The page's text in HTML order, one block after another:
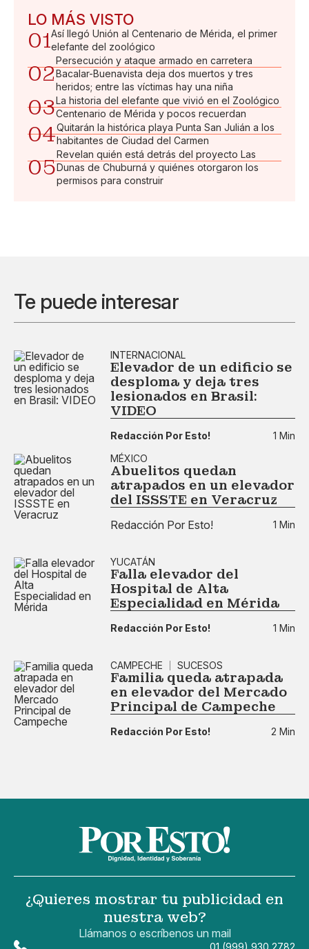
LO MÁS VISTO
01Así llegó Unión al Centenario de Mérida, el primer
elefante del zoológico
02
Persecución y ataque armado en carretera
Bacalar-Buenavista deja dos muertos y tres
heridos; entre las víctimas hay una niña
03La historia del elefante que vivió en el Zoológico
Centenario de Mérida y pocos recuerdan
04Quitarán la histórica playa Punta San Julián a los
habitantes de Ciudad del Carmen
05
Revelan quién está detrás del proyecto Las
Dunas de Chuburná y quiénes otorgaron los
permisos para construir
Te puede interesar
INTERNACIONAL
Elevador de un edificio se
desploma y deja tres
lesionados en Brasil:
VIDEO
Redacción Por Esto!
1 Min
MÉXICO
Abuelitos quedan
atrapados en un elevador
del ISSSTE en Veracruz
Redacción Por Esto! 1 Min
YUCATÁN
Falla elevador del
Hospital de Alta
Especialidad en Mérida
Redacción Por Esto! 1 Min
CAMPECHE SUCESOS
Familia queda atrapada
en elevador del Mercado
Principal de Campeche
Redacción Por Esto! 2 Min
¿Quieres mostrar tu publicidad en
nuestra web?
Llámanos o escríbenos un mail
01 (999) 930 2782